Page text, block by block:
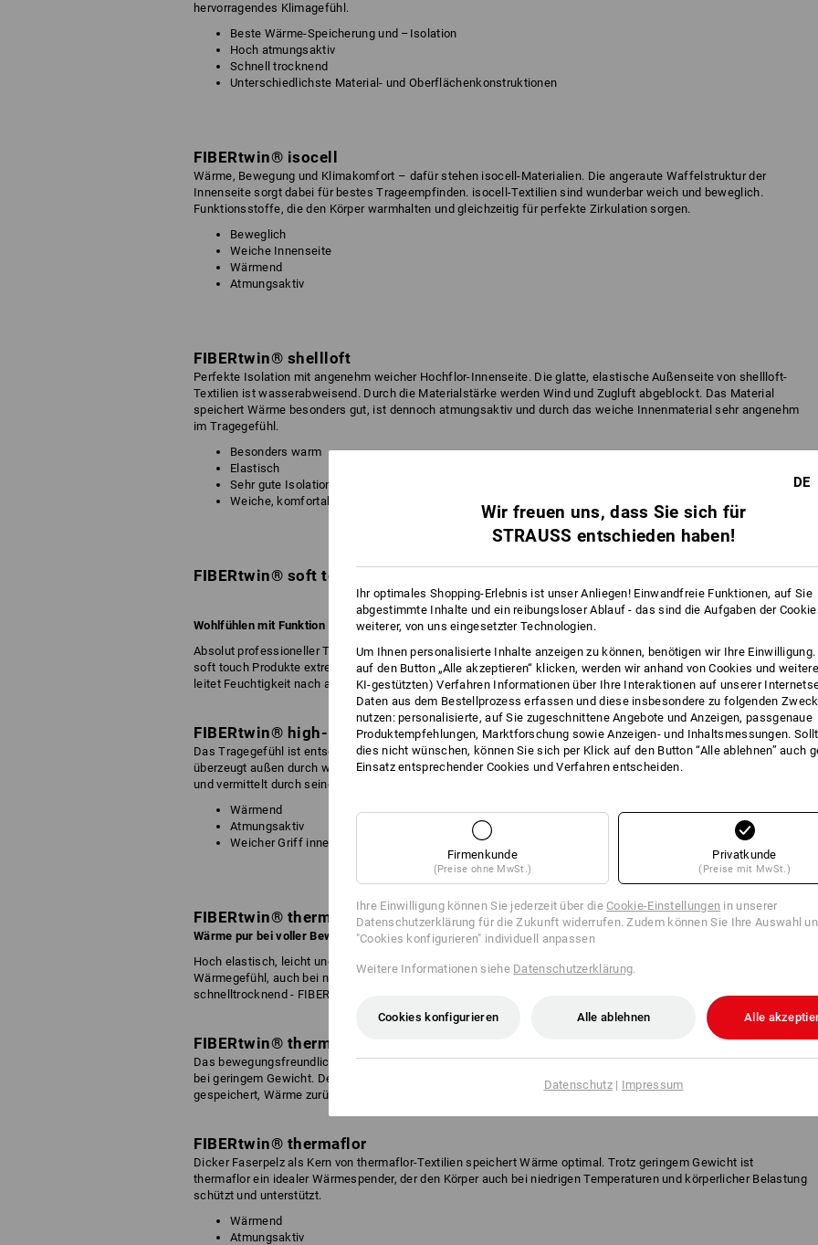
hervorragendes Klimagefühl.
Beste Wärme-Speicherung und –Isolation
Hoch atmungsaktiv
Schnell trocknend
Unterschiedlichste Material- und Oberflächenkonstruktionen
FIBERtwin® isocell
Wärme, Bewegung und Klimakomfort – dafür stehen isocell-Materialien. Die angeraute Waffelstruktur der
Innenseite sorgt dabei für bestes Trageempfinden. isocell-Textilien sind wunderbar weich und beweglich.
Funktionsstoffe, die den Körper warmhalten und gleichzeitig für perfekte Zirkulation sorgen.
Beweglich
Weiche Innenseite
Wärmend
Atmungsaktiv
FIBERtwin® shellloft
Perfekte Isolation mit angenehm weicher Hochflor-Innenseite. Die glatte, elastische Außenseite von shellloft-
Textilien ist wasserabweisend. Durch die Materialstärke werden Wind und Zugluft abgeblockt. Das Material
speichert Wärme besonders gut, ist dennoch atmungsaktiv und durch das weiche Innenmaterial sehr angenehm
im Tragegefühl.
Besonders warm
Elastisch
Sehr gute Isolation
Weiche, komfortable Innenseite
FIBERtwin® soft touch
Wohlfühlen mit Funktion
Absolut professioneller Tragekomfort, bester Klimaaustausch: Funktionsstark fühlen sich FIBERtwin®
soft touch Produkte extrem angenehm auf der Haut an. Hoch atmungsaktiv speichert es Wärme und
leitet Feuchtigkeit nach außen. Äußerst bequem! Tragegefühl der Extraklasse.
FIBERtwin® high-loft
Das Tragegefühl ist entscheidend bei highloft-Textilien: wunderbar weich wärmt das hochflorige Fleece innen –
überzeugt außen durch weichen Griff und auffallende Optik. Der Flor des Fleece speichert Wärme besonders gut
und vermittelt durch seine Weichheit höchsten Komfort.
Wärmend
Atmungsaktiv
Weicher Griff innen und außen
FIBERtwin® thermo stretch
Wärme pur bei voller Bewegung!
Hoch elastisch, leicht und innen warm. Thermo stretch Funktionsstoffe sorgen für ein hervorragendes
Wärmegefühl, auch bei niedrigen Außentemperaturen. Flexible Stretch-Gewebe, atmungsaktiv und
schnelltrocknend - FIBERtwin thermo stretch bietet volle Funktion bei voller Arbeitspower.
FIBERtwin® therma-plus
Das bewegungsfreundliche Premiumfleece FIBERtwin® therma-plus überzeugt durch beste Wärmespeicherung
bei geringem Gewicht. Der Vorteil liegt in der hohen Atmungsaktivität und der schnellen Trocknung. Luft wird
gespeichert, Wärme zurückgehalten und das, ohne zu beschweren.
FIBERtwin® thermaflor
Dicker Faserpelz als Kern von thermaflor-Textilien speichert Wärme optimal. Trotz geringem Gewicht ist
thermaflor ein idealer Wärmespender, der den Körper auch bei niedrigen Temperaturen und körperlicher Belastung
schützt und unterstützt.
Wärmend
Atmungsaktiv
DE
Wir freuen uns, dass Sie sich für
STRAUSS entschieden haben!
Ihr optimales Shopping-Erlebnis ist unser Anliegen! Einwandfreie Funktionen, auf Sie
abgestimmte Inhalte und ein reibungsloser Ablauf - das sind die Aufgaben der
weiterer, von uns eingesetzter Technologien.
Um Ihnen personalisierte Inhalte anzeigen zu können, benötigen wir Ihre Einwilligung.
auf den Button „Alle akzeptieren“ klicken, werden wir anhand von Cookies und
KI-gestützten) Verfahren Informationen über Ihre Interaktionen auf unserer
Daten aus dem Bestellprozess erfassen und diese insbesondere zu folgenden
nutzen: personalisierte, auf Sie zugeschnittene Angebote und Anzeigen, passgenaue
Produktempfehlungen, Marktforschung sowie Anzeigen- und Inhaltsmessungen.
dies nicht wünschen, können Sie sich per Klick auf den Button “Alle ablehnen” auch
Einsatz entsprechender Cookies und Verfahren entscheiden.
Firmenkunde
(Preise ohne MwSt.)
Privatkunde
(Preise mit MwSt.)
Ihre Einwilligung können Sie jederzeit über dieCookie-Einstellungen in unserer
Datenschutzerklärung für die Zukunft widerrufen. Zudem können Sie Ihre Auswahl
"Cookies konfigurieren" individuell anpassen
Weitere Informationen siehe Datenschutzerklärung.
Cookies konfigurieren Alle ablehnen Alle
Datenschutz| Impressum